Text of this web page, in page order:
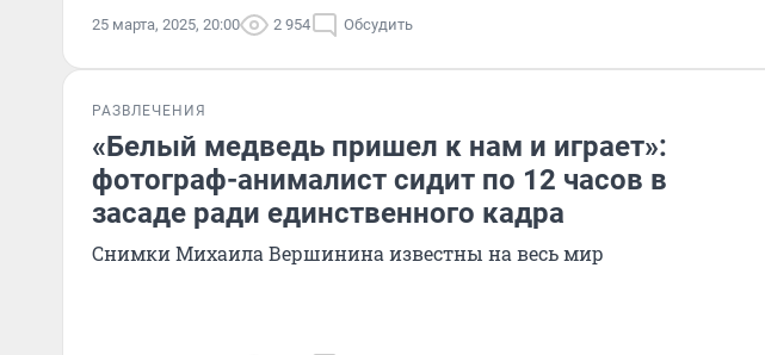
25 марта, 2025, 20:00 2 954 Обсудить
РАЗВЛЕЧЕНИЯ
«Белый медведь пришел к нам и играет»:
фотограф-анималист сидит по 12 часов в
засаде ради единственного кадра
Снимки Михаила Вершинина известны на весь мир